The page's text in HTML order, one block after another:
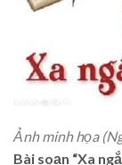
Ảnh minh họa
Bài soạn “Xa